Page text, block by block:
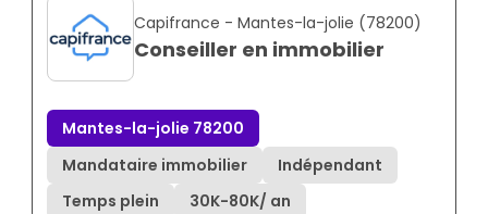
Capifrance - Mantes-la-jolie (78200)
Conseiller en immobilier
Mantes-la-jolie 78200
Mandataire immobilier
Indépendant
Temps plein
30K-80K/ an